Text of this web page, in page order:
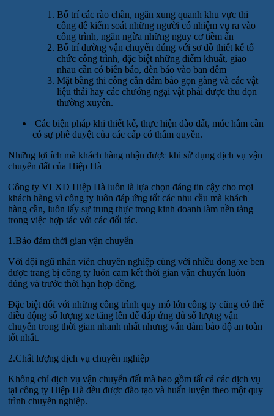
Bố trí các rào chắn, ngăn xung quanh khu vực thi
công để kiểm soát những người có nhiệm vụ ra vào
công trình, ngăn ngừa những nguy cơ tiềm ẩn
Bố trí đường vận chuyển đúng với sơ đồ thiết kế tổ
chức công trình, đặc biệt những điểm khuất, giao
nhau cần có biển báo, đèn báo vào ban đêm
Mặt bằng thi công cần đảm bảo gọn gàng và các vật
liệu thải hay các chướng ngại vật phải được thu dọn
thường xuyên.
Các biện pháp khi thiết kế, thực hiện đào đất, múc hầm cần
có sự phê duyệt của các cấp có thẩm quyền.
Những lợi ích mà khách hàng nhận được khi sử dụng dịch vụ vận
chuyển đất của Hiệp Hà
Công ty VLXD Hiệp Hà luôn là lựa chọn đáng tin cậy cho mọi
khách hàng vì công ty luôn đáp ứng tốt các nhu cầu mà khách
hàng cần, luôn lấy sự trung thực trong kinh doanh làm nền tảng
trong việc hợp tác với các đối tác.
1.Bảo đảm thời gian vận chuyển
Với đội ngũ nhân viên chuyên nghiệp cùng với nhiều dong xe ben
được trang bị công ty luôn cam kết thời gian vận chuyển luôn
đúng và trước thời hạn hợp đồng.
Đặc biệt đối với những công trình quy mô lớn công ty cũng có thể
điều động số lượng xe tăng lên để đáp ứng đủ số lượng vận
chuyển trong thời gian nhanh nhất nhưng vẫn đảm bảo độ an toàn
tốt nhất.
2.Chất lượng dịch vụ chuyên nghiệp
Không chỉ dịch vụ vận chuyển đất mà bao gồm tất cả các dịch vụ
tại công ty Hiệp Hà đều được đào tạo và huấn luyện theo một quy
trình chuyên nghiệp.